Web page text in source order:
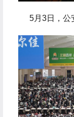
5月3日，公安